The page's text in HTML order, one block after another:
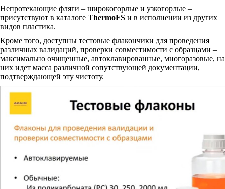
Непротекающие фляги – широкогорлые и узкогорлые –
присутствуют в каталоге ThermoFS и в исполнении из других
видов пластика.
Кроме того, доступны тестовые флакончики для проведения
различных валидаций, проверки совместимости с образцами –
максимально очищенные, автоклавированные, многоразовые, на
них идет масса различной сопутствующей документации,
подтверждающей эту чистоту.